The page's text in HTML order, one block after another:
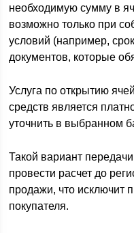
необходимую сумму в
возможно только при
условий (например,
документов, которые
Услуга по открытию
средств является
уточнить в выбранном
Такой вариант
провести расчет до
продажи, что исключит
покупателя.